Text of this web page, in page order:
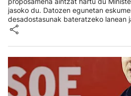
jasoko du. Datozen egunetan
desadostasunak bateratzeko lanean